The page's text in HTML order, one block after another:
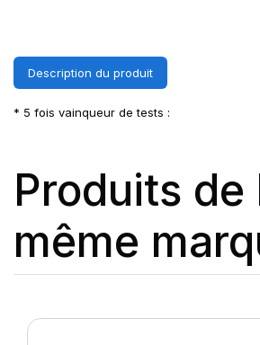
Description du produit
* 5 fois vainqueur de tests :
Produits de
même